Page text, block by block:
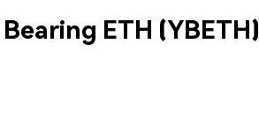
ETH (YBETH)